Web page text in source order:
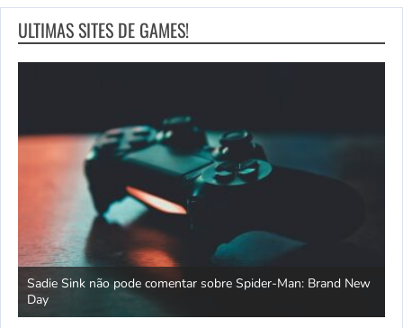
ULTIMAS SITES DE GAMES!
Sadie Sink não pode comentar sobre Spider-Man: Brand New
Day